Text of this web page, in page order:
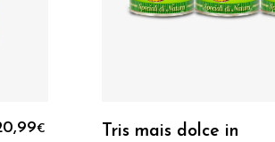
€
Aggiungi Al Carrello
Tris mais dolce in